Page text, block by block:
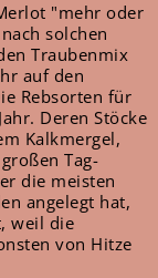
"mehr oder
solchen
Traubenmix
auf den
Rebsorten für
Deren Stöcke
Kalkmergel,
Tag-
die meisten
angelegt hat,
weil die
von Hitze